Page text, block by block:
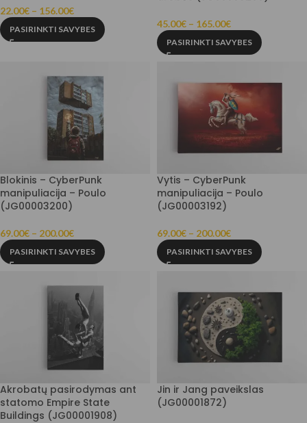
22.00€ – 156.00€
PASIRINKTI SAVYBES 45.00€ – 165.00€
PASIRINKTI SAVYBES
Blokinis – CyberPunk
manipuliacija – Poulo
(JG00003200)
69.00€ – 200.00€
PASIRINKTI SAVYBES
Vytis – CyberPunk
manipuliacija – Poulo
(JG00003192)
69.00€ – 200.00€
PASIRINKTI SAVYBES
Akrobatų pasirodymas ant
statomo Empire State
Buildings (JG00001908)
Jin ir Jang paveikslas
(JG00001872)